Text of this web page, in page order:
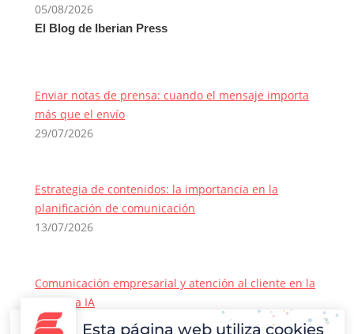
05/08/2026
El Blog de Iberian Press
Enviar notas de prensa: cuando el mensaje importa
más que el envío
29/07/2026
Estrategia de contenidos: la importancia en la
planificación de comunicación
13/07/2026
Comunicación empresarial y atención al cliente en la
era de la IA
22/06/2026Esta página web utiliza cookies